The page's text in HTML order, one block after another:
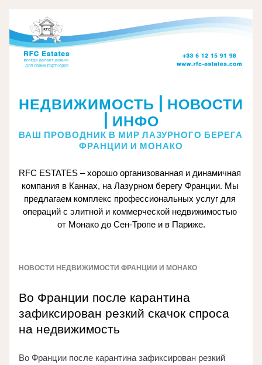
НЕДВИЖИМОСТЬ | НОВОСТИ
| ИНФО
ВАШ ПРОВОДНИК В МИР ЛАЗУРНОГО БЕРЕГА
ФРАНЦИИ И МОНАКО
RFC ESTATES – хорошо организованная и динамичная
компания в Каннах, на Лазурном берегу Франции. Мы
предлагаем комплекс профессиональных услуг для
операций с элитной и коммерческой недвижимостью
от Монако до Сен-Тропе и в Париже.
НОВОСТИ НЕДВИЖИМОСТИ ФРАНЦИИ И МОНАКО
Во Франции после карантина
зафиксирован резкий скачок спроса
на недвижимость
Во Франции после карантина зафиксирован резкий